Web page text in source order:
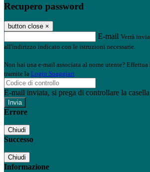
Recupero password
button close ×
E-mail Verrà
all'indirizzo indicato con le istruzioni necessarie.
Non hai una e-mail associata al nome utente? Effettua
tramite la Login Spaggiari
E-mail inviata, si prega di controllare la
Errore
Chiudi
Successo
Chiudi
Informazione